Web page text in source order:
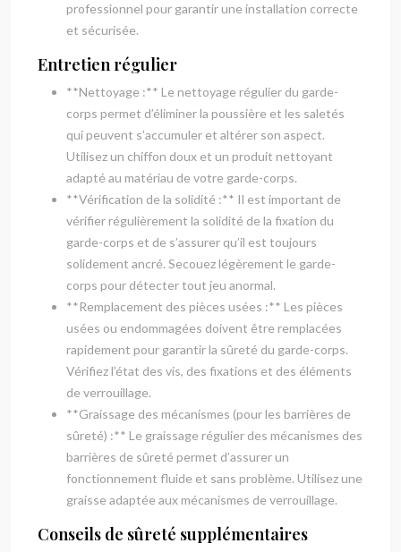
professionnel pour garantir une installation correcte
et sécurisée.
Entretien régulier
**Nettoyage :** Le nettoyage régulier du garde-
corps permet d’éliminer la poussière et les saletés
qui peuvent s’accumuler et altérer son aspect.
Utilisez un chiffon doux et un produit nettoyant
adapté au matériau de votre garde-corps.
**Vérification de la solidité :** Il est important de
vérifier régulièrement la solidité de la fixation du
garde-corps et de s’assurer qu’il est toujours
solidement ancré. Secouez légèrement le garde-
corps pour détecter tout jeu anormal.
**Remplacement des pièces usées :** Les pièces
usées ou endommagées doivent être remplacées
rapidement pour garantir la sûreté du garde-corps.
Vérifiez l’état des vis, des fixations et des éléments
de verrouillage.
**Graissage des mécanismes (pour les barrières de
sûreté) :** Le graissage régulier des mécanismes des
barrières de sûreté permet d’assurer un
fonctionnement fluide et sans problème. Utilisez une
graisse adaptée aux mécanismes de verrouillage.
Conseils de sûreté supplémentaires